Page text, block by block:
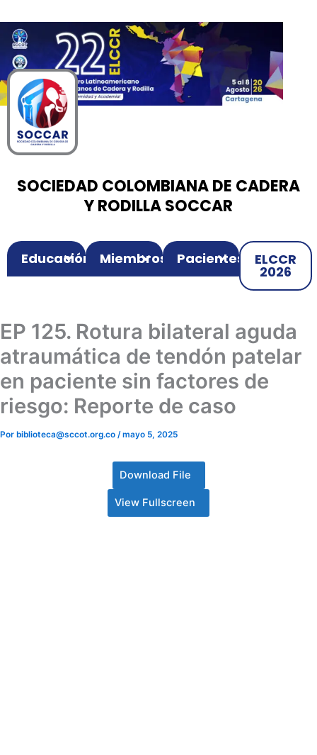
al
contenido
Horas Minutos Segundos
SOCIEDAD COLOMBIANA DE CADERA
Y RODILLA SOCCAR
Educación Miembros Pacientes ELCCR
2026
EP 125. Rotura bilateral aguda
atraumática de tendón patelar
en paciente sin factores de
riesgo: Reporte de caso
Por biblioteca@sccot.org.co /mayo 5, 2025
Download File
View Fullscreen